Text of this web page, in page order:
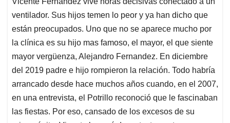
s
A
p
p
b
o
o
k
e
d
I
n
l
a
d
s
ventilador. Sus hijos temen lo peor y ya han dicho que
están preocupados. Uno que no se aparece mucho por
la clínica es su hijo mas famoso, el mayor, el que siente
mayor vergüenza, Alejandro Fernandez. En diciembre
del 2019 padre e hijo rompieron la relación. Todo habría
arrancado desde hace muchos años cuando, en el 2007,
en una entrevista, el Potrillo reconoció que le fascinaban
las fiestas. Por eso, cansado de los excesos de su